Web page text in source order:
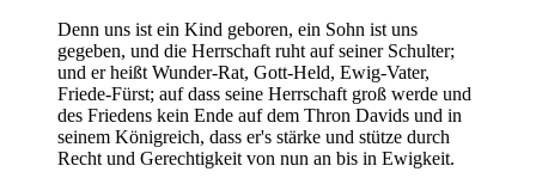
Denn uns ist ein Kind geboren, ein Sohn ist uns
gegeben, und die Herrschaft ruht auf seiner Schulter;
und er heißt Wunder-Rat, Gott-Held, Ewig-Vater,
Friede-Fürst; auf dass seine Herrschaft groß werde und
des Friedens kein Ende auf dem Thron Davids und in
seinem Königreich, dass er's stärke und stütze durch
Recht und Gerechtigkeit von nun an bis in Ewigkeit.